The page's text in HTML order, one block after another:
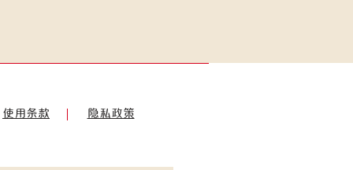
使用条款 隐私政策